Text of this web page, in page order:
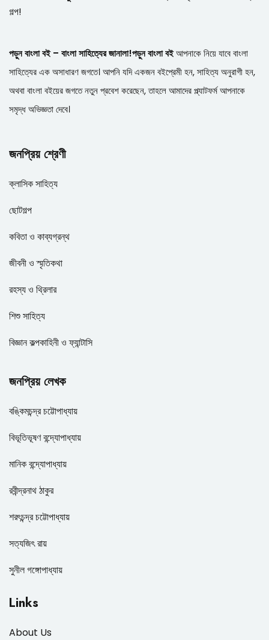
গল্প!
পড়ুন বাংলা বই – বাংলা সাহিত্যের জানালা!পড়ুন বাংলা বইআপনাকে নিয়ে যাবে বাংলা
সাহিত্যের এক অসাধারণ জগতে। আপনি যদি একজন বইপ্রেমী হন, সাহিত্য অনুরাগী হন,
অথবা বাংলা বইয়ের জগতে নতুন প্রবেশ করেছেন, তাহলে আমাদের প্ল্যাটফর্ম আপনাকে
সমৃদ্ধ অভিজ্ঞতা দেবে।
জনপ্রিয় শ্রেণী
ক্লাসিক সাহিত্য
ছোটগল্প
কবিতা ও কাব্যগ্রন্থ
জীবনী ও স্মৃতিকথা
রহস্য ও থ্রিলার
শিশু সাহিত্য
বিজ্ঞান কল্পকাহিনী ও ফ্যান্টাসি
জনপ্রিয় লেখক
বঙ্কিমচন্দ্র চট্টোপাধ্যায়
বিভূতিভূষণ বন্দ্যোপাধ্যায়
মানিক বন্দ্যোপাধ্যায়
রবীন্দ্রনাথ ঠাকুর
শরৎচন্দ্র চট্টোপাধ্যায়
সত্যজিৎ রায়
সুনীল গঙ্গোপাধ্যায়
Links
About Us